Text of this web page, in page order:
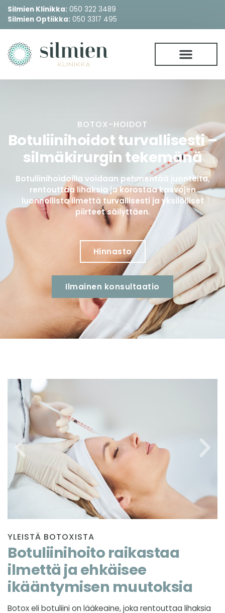
Silmien Klinikka: 050 322 3489
Silmien Optiikka: 050 3317 495
BOTOX-HOIDOT
Botuliinihoidot turvallisesti –
silmäkirurgin tekemänä
Botuliinihoidoilla voidaan pehmentää juonteita,
rentouttaa lihaksia ja korostaa kasvojen
luonnollista ilmettä turvallisesti ja yksilölliset
piirteet säilyttäen.
Hinnasto
Ilmainen konsultaatio
YLEISTÄ BOTOXISTA
Botuliinihoito raikastaa
ilmettä ja ehkäisee
ikääntymisen muutoksia
Botox eli botuliini on lääkeaine, joka rentouttaa lihaksia